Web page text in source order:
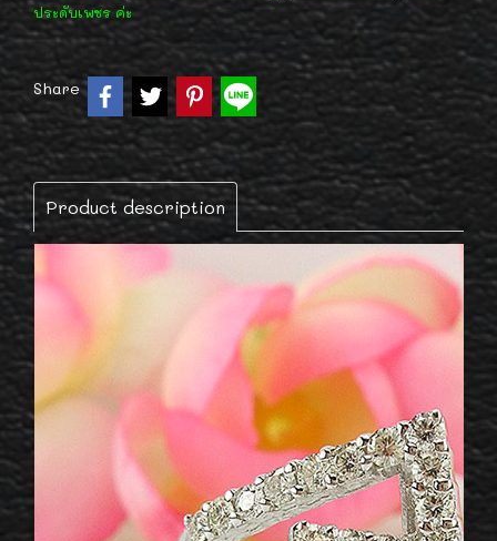
ประดับเพชร ค่ะ
Share
Product description